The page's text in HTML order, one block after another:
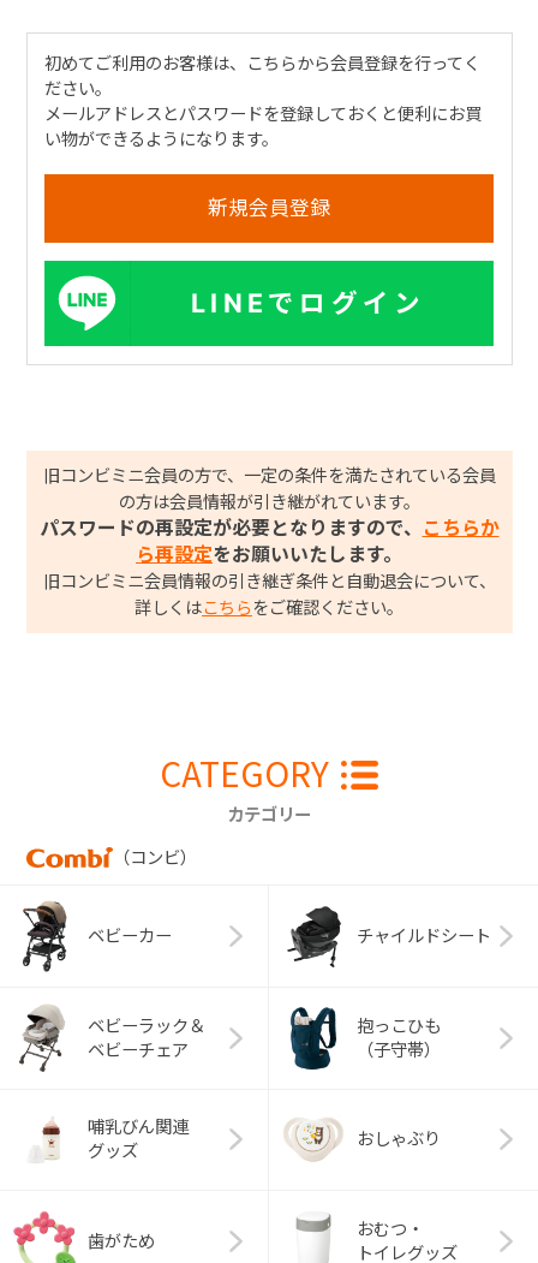
初めてご利用のお客様は、こちらから会員登録を行ってく
ださい。
メールアドレスとパスワードを登録しておくと便利にお買
い物ができるようになります。
LINEでログイン
旧コンビミニ会員の方で、一定の条件を満たされている会員
の方は会員情報が引き継がれています。
パスワードの再設定が必要となりますので、
こちらか
ら再設定をお願いいたします。
旧コンビミニ会員情報の引き継ぎ条件と自動退会について、
詳しくはこちら をご確認ください。
CATEGORY
カテゴリー
（コンビ）
ベビーカー チャイルドシート
ベビーラック＆
ベビーチェア
抱っこひも
（子守帯）
哺乳びん関連
グッズ
おしゃぶり
歯がため
おむつ・
トイレグッズ